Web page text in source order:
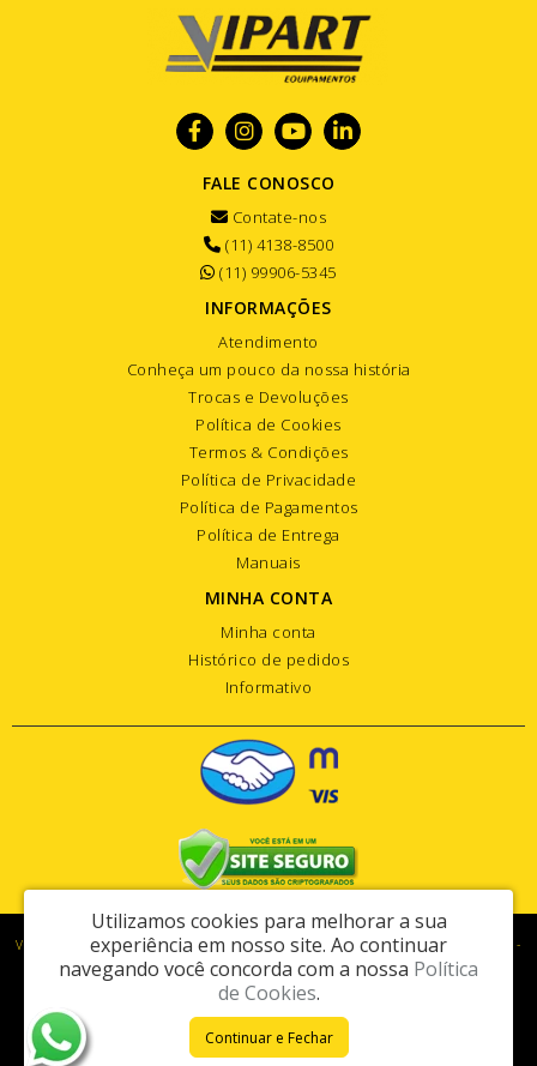
FALE CONOSCO
Contate-nos
(11) 4138-8500
(11) 99906-5345
INFORMAÇÕES
Atendimento
Conheça um pouco da nossa história
Trocas e Devoluções
Política de Cookies
Termos & Condições
Política de Privacidade
Política de Pagamentos
Política de Entrega
Manuais
MINHA CONTA
Minha conta
Histórico de pedidos
Informativo
Vipart Com. de Maq. e Equip. para Constr. Civil Ltda - CNPJ: 74.460.387/0001-03 -
I.E.: 278.286.864.114
Rua Martiniano Lemos Leite, 249 - Vila Jovina - Cotia / SP - CEP: 06705-110
Vipart © 2026
Utilizamos cookies para melhorar a sua
experiência em nosso site. Ao continuar
navegando você concorda com a nossa Política
de Cookies.
Continuar e Fechar